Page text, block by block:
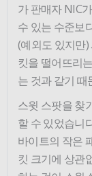
가 판매자 NIC
수 있는 수준보
(예외도 있지만
킷을 떨어뜨리
는 것과 같기 때
스윗 스팟을 찾
할 수 있었습니
바이트의 작은
킷 크기에 상관